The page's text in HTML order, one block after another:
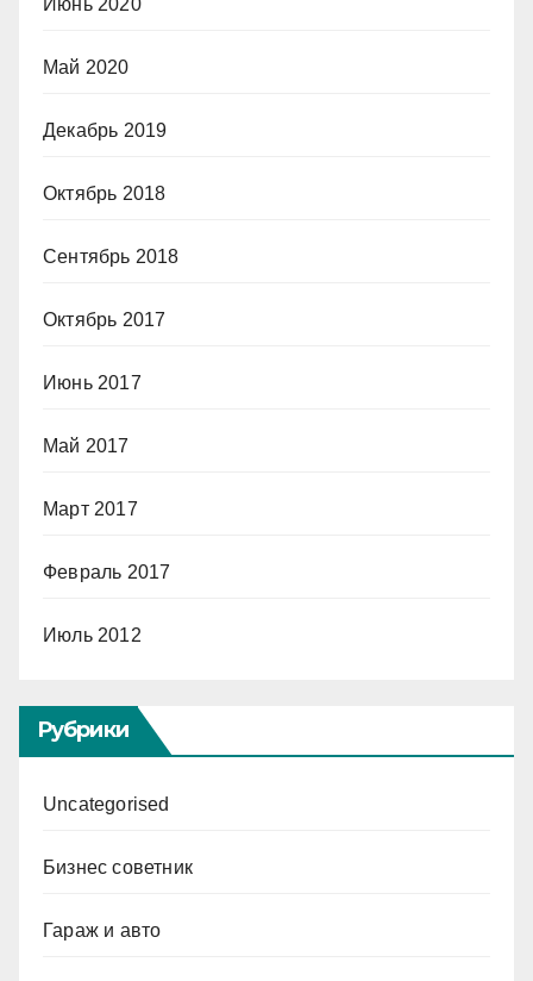
Май 2020
Декабрь 2019
Октябрь 2018
Сентябрь 2018
Октябрь 2017
Июнь 2017
Май 2017
Март 2017
Февраль 2017
Июль 2012
Рубрики
Uncategorised
Бизнес советник
Гараж и авто